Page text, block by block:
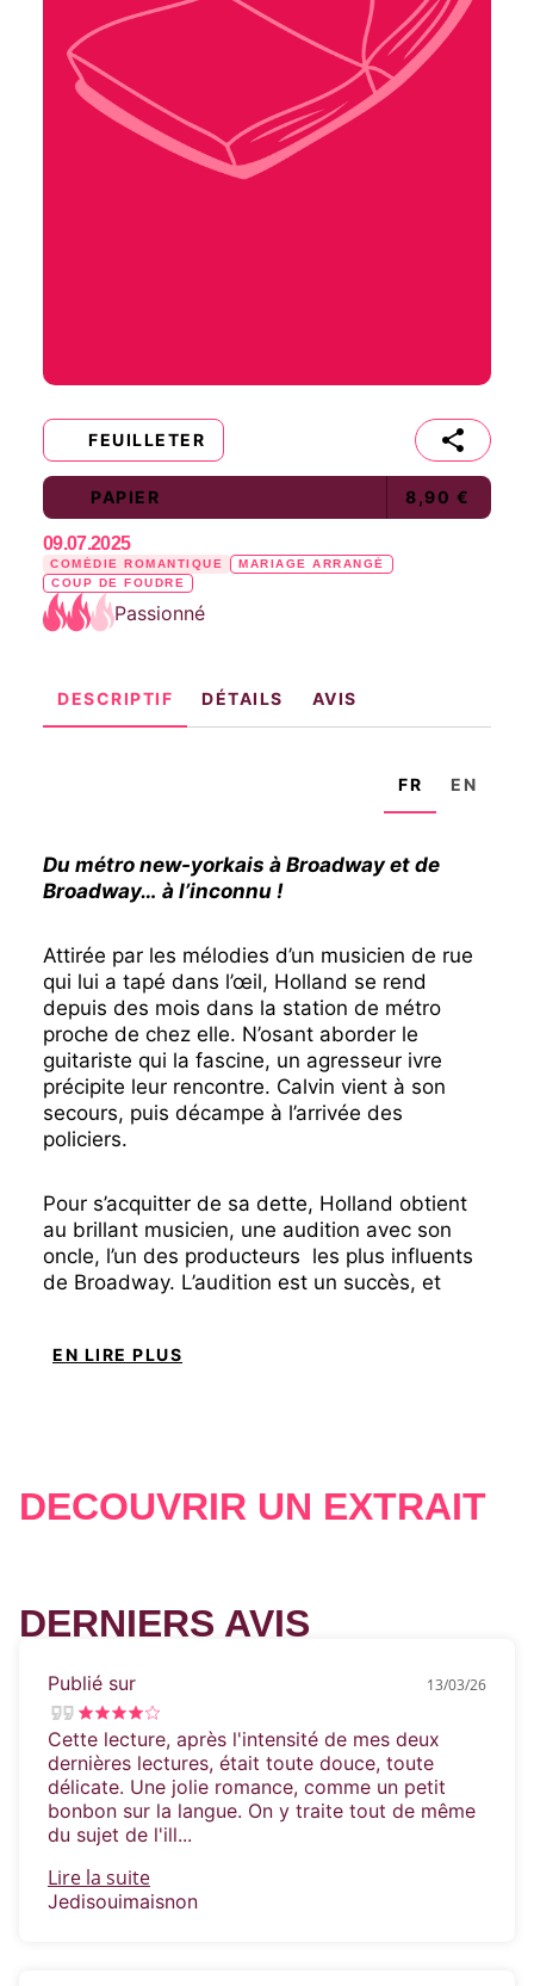
FEUILLETER
PAPIER 8,90 €
09.07.2025
COMÉDIE ROMANTIQUE
MARIAGE ARRANGÉ
COUP DE FOUDRE
Passionné
DESCRIPTIF DÉTAILS AVIS
FR EN
Du métro new-yorkais à Broadway et de
Broadway… à l’inconnu !
Attirée par les mélodies d’un musicien de rue
qui lui a tapé dans l’œil, Holland se rend
depuis des mois dans la station de métro
proche de chez elle. N’osant aborder le
guitariste qui la fascine, un agresseur ivre
précipite leur rencontre. Calvin vient à son
secours, puis décampe à l’arrivée des
policiers.
Pour s’acquitter de sa dette, Holland obtient
au brillant musicien, une audition avec son
oncle, l’un des producteurs les plus influents
de Broadway. L’audition est un succès, et
et qu’il vit aux États-Unis dans l’illégalité.
n’est en réalité un secret pour personne…
Broadway.
Entre feux de la rampe et faux-semblants,
que faudra-t-il pour qu’Holland et Calvin
réalisent qu’ils ont, tous deux, arrêté de
jouer la comédie depuis longtemps ?
«Christina Lauren décrit l’amour moderne de
manière hilarante.
EN LIRE PLUS
DÉCOUVRIR UN EXTRAIT
DERNIERS AVIS
Publié sur 13/03/26
Cette lecture, après l'intensité de mes deux
dernières lectures, était toute douce, toute
délicate. Une jolie romance, comme un petit
bonbon sur la langue. On y traite tout de même
du sujet de l'ill...
Lire la suite
Jedisouimaisnon